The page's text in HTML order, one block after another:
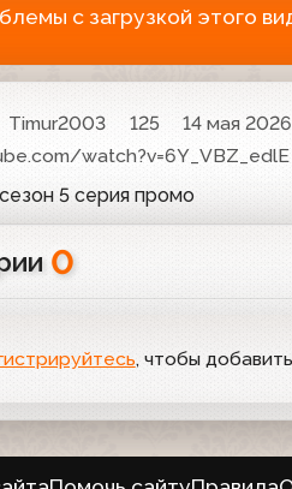
с загрузкой этого
Timur2003 125
14 мая
watch?v=6Y_VBZ_edlE
5 серия промо
0
, чтобы